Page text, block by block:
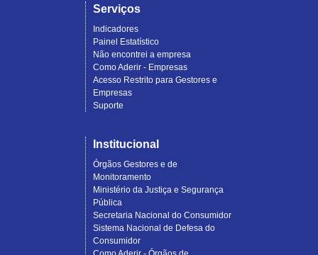
Serviços
Indicadores
Painel Estatístico
Não encontrei a empresa
Como Aderir - Empresas
Acesso Restrito para Gestores e
Empresas
Suporte
Institucional
Órgãos Gestores e de
Monitoramento
Ministério da Justiça e Segurança
Pública
Secretaria Nacional do Consumidor
Sistema Nacional de Defesa do
Consumidor